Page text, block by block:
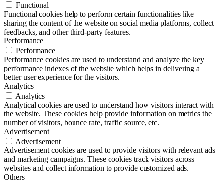
Functional
Functional cookies help to perform certain functionalities like
sharing the content of the website on social media platforms, collect
feedbacks, and other third-party features.
Performance
Performance
Performance cookies are used to understand and analyze the key
performance indexes of the website which helps in delivering a
better user experience for the visitors.
Analytics
Analytics
Analytical cookies are used to understand how visitors interact with
the website. These cookies help provide information on metrics the
number of visitors, bounce rate, traffic source, etc.
Advertisement
Advertisement
Advertisement cookies are used to provide visitors with relevant ads
and marketing campaigns. These cookies track visitors across
websites and collect information to provide customized ads.
Others